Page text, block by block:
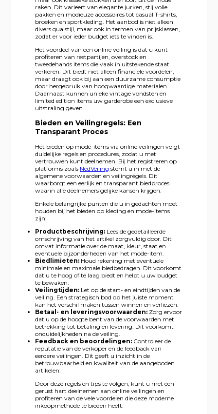
raken. Dit varieert van elegante jurken, stijlvolle
pakken en modieuze accessoires tot casual T-shirts,
broeken en sportkleding. Het aanbod is niet alleen
divers qua stijl, maar ook in termen van prijsklassen,
zodat er voor ieder budget iets te vinden is.
Het voordeel van een online veiling is dat u kunt
profiteren van restpartijen, overstock en
tweedehands items die vaak in uitstekende staat
verkeren. Dit biedt niet alleen financiële voordelen,
maar draagt ook bij aan een duurzame consumptie
door hergebruik van hoogwaardige materialen.
Daarnaast kunnen unieke vintage vondsten en
limited edition items uw garderobe een exclusieve
uitstraling geven.
Bieden en Veilingregels: Een
Transparant Proces
Het bieden op mode-items via online veilingen volgt
duidelijke regels en procedures, zodat u met
vertrouwen kunt deelnemen. Bij het registreren op
platforms zoals NedVeiling stemt u in met de
algemene voorwaarden en veilingregels. Dit
waarborgt een eerlijk en transparant biedproces
waarin alle deelnemers gelijke kansen krijgen.
Enkele belangrijke punten die u in gedachten moet
houden bij het bieden op kleding en mode-items
zijn:
Productbeschrijving: Lees de gedetailleerde
omschrijving van het artikel zorgvuldig door. Dit
omvat informatie over de maat, kleur, staat en
eventuele bijzonderheden van het mode-item.
Biedlimieten: Houd rekening met eventuele
minimale en maximale biedbedragen. Dit voorkomt
dat u te hoog of te laag biedt en helpt u uw budget
te bewaken.
Veilingtijden: Let op de start- en eindtijden van de
veiling. Een strategisch bod op het juiste moment
kan het verschil maken tussen winnen en verliezen.
Betaal- en leveringsvoorwaarden: Zorg ervoor
dat u op de hoogte bent van de voorwaarden met
betrekking tot betaling en levering. Dit voorkomt
onduidelijkheden na de veiling.
Feedback en beoordelingen: Controleer de
reputatie van de verkoper en de feedback van
eerdere veilingen. Dit geeft u inzicht in de
betrouwbaarheid en kwaliteit van de aangeboden
artikelen.
Door deze regels en tips te volgen, kunt u met een
gerust hart deelnemen aan online veilingen en
profiteren van de vele voordelen die deze moderne
inkoopmethode te bieden heeft.